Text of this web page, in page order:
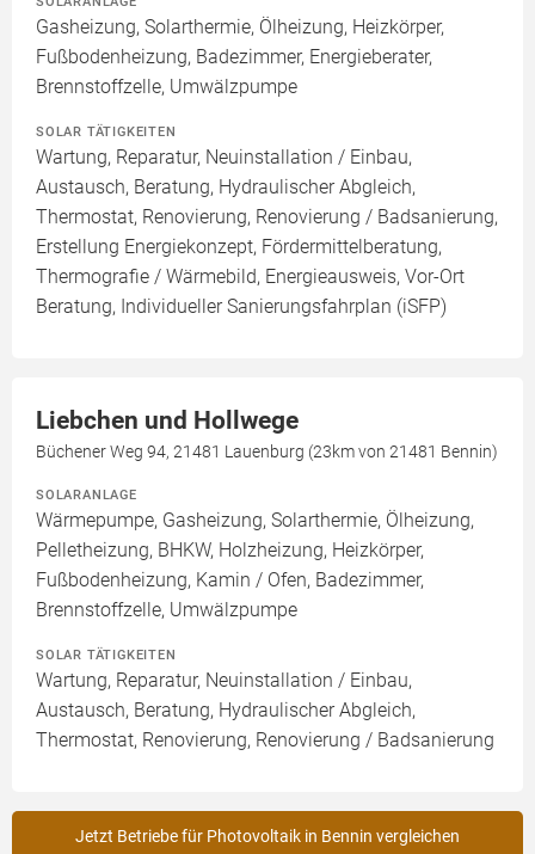
Gasheizung, Solarthermie, Ölheizung, Heizkörper,
Fußbodenheizung, Badezimmer, Energieberater,
Brennstoffzelle, Umwälzpumpe
SOLAR TÄTIGKEITEN
Wartung, Reparatur, Neuinstallation / Einbau,
Austausch, Beratung, Hydraulischer Abgleich,
Thermostat, Renovierung, Renovierung / Badsanierung,
Erstellung Energiekonzept, Fördermittelberatung,
Thermografie / Wärmebild, Energieausweis, Vor-Ort
Beratung, Individueller Sanierungsfahrplan (iSFP)
Liebchen und Hollwege
Büchener Weg 94, 21481 Lauenburg (23km von 21481 Bennin)
SOLARANLAGE
Wärmepumpe, Gasheizung, Solarthermie, Ölheizung,
Pelletheizung, BHKW, Holzheizung, Heizkörper,
Fußbodenheizung, Kamin / Ofen, Badezimmer,
Brennstoffzelle, Umwälzpumpe
SOLAR TÄTIGKEITEN
Wartung, Reparatur, Neuinstallation / Einbau,
Austausch, Beratung, Hydraulischer Abgleich,
Thermostat, Renovierung, Renovierung / Badsanierung
Jetzt Betriebe für Photovoltaik in Bennin vergleichen